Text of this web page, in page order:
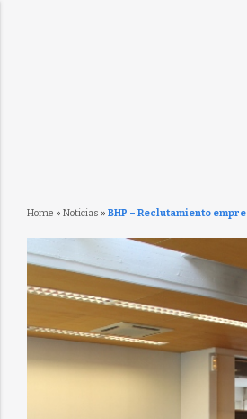
Home » Noticias » BHP – Reclutamiento